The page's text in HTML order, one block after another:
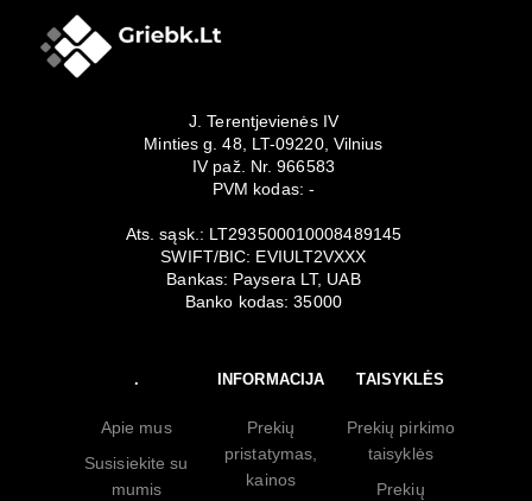
J. Terentjevienės IV
Minties g. 48, LT-09220, Vilnius
IV paž. Nr. 966583
PVM kodas: -
Ats. sąsk.: LT293500010008489145
SWIFT/BIC: EVIULT2VXXX
Bankas: Paysera LT, UAB
Banko kodas: 35000
.
Apie mus
Susisiekite su
mumis
INFORMACIJA
Prekių
pristatymas,
kainos
TAISYKLĖS
Prekių pirkimo
taisyklės
Prekių